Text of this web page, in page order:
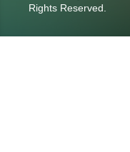
Rights Reserved.